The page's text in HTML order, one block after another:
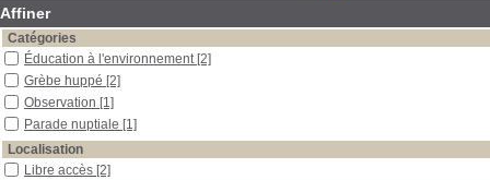
Affiner
Catégories
Éducation à l'environnement [2]
Grèbe huppé [2]
Observation [1]
Parade nuptiale [1]
Localisation
Libre accès [2]